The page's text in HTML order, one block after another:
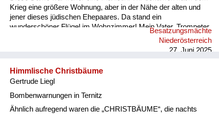
Schule und Ausbildung
Wiederaufbau und
Wohnen
Krieg eine größere Wohnung, aber in der Nähe der alten und
jener dieses jüdischen Ehepaares. Da stand ein
wunderschöner Flügel im Wohnzimmer! Mein Vater, Trompeter
und Kapellmeister, untersuchte das Klavier und fand
tatsächlich ein Schild innen mit dem Namen dieser Dame. Er
Freude war für...
Besatzungsmächte
Niederösterreich
27. Juni 2025
Himmlische Christbäume
Gertrude Liegl
Bombenwarnungen in Ternitz
Ähnlich aufregend waren die „CHRISTBÄUME“, die nachts